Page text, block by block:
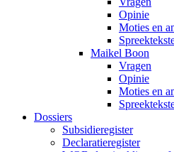
Opinie
Moties en
Maikel Boon
Vragen
Opinie
Moties en
Dossiers
Subsidieregister
Declaratieregister